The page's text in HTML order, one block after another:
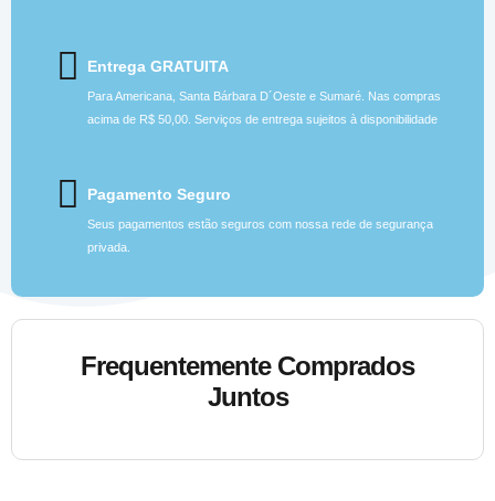
Entrega GRATUITA
Para Americana, Santa Bárbara D´Oeste e Sumaré. Nas compras
acima de R$ 50,00. Serviços de entrega sujeitos à disponibilidade
Pagamento Seguro
Seus pagamentos estão seguros com nossa rede de segurança
privada.
Frequentemente Comprados
Juntos